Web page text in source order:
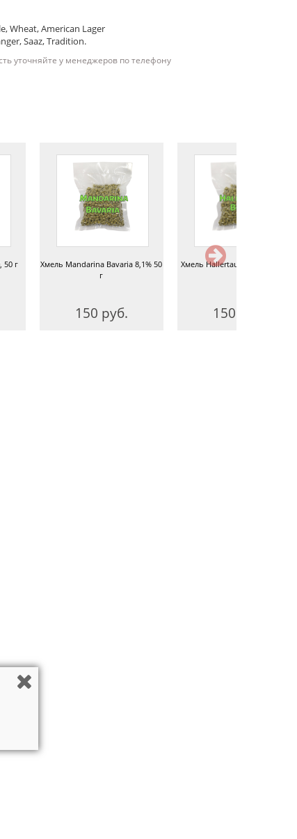
Wheat, American Lager
Saaz, Tradition.
уточняйте у менеджеров по телефону
50 г
Хмель Mandarina Bavaria 8,1% 50
г
150 руб.
Хмель Hallertau Blanc 8,6%, 50 г
150 руб.